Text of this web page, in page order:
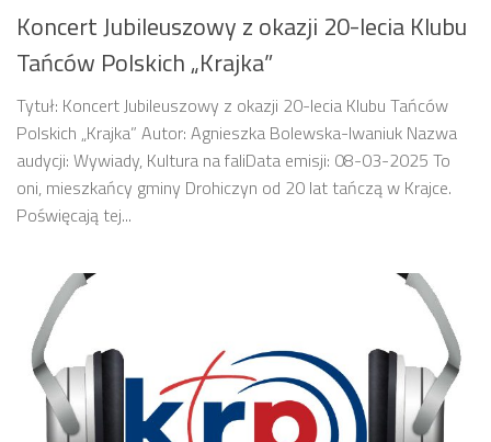
Koncert Jubileuszowy z okazji 20-lecia Klubu
Tańców Polskich „Krajka”
Tytuł: Koncert Jubileuszowy z okazji 20-lecia Klubu Tańców
Polskich „Krajka” Autor: Agnieszka Bolewska-Iwaniuk Nazwa
audycji: Wywiady, Kultura na faliData emisji: 08-03-2025 To
oni, mieszkańcy gminy Drohiczyn od 20 lat tańczą w Krajce.
Poświęcają tej...